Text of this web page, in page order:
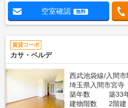
空室確認 無料
賃貸コーポ
カサ・ベルデ
西武池袋線/入間
埼玉県入間市宮寺
築年数
築33
建物階数
2階建